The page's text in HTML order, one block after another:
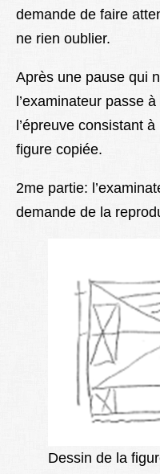
demande de faire
ne rien oublier.
Après une pause qui
l’examinateur passe
l’épreuve consistant
figure copiée.
2me partie:
demande de la
Dessin de la